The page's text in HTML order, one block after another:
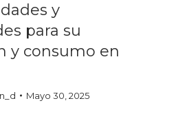
y
para su
y consumo en
Mayo 30, 2025